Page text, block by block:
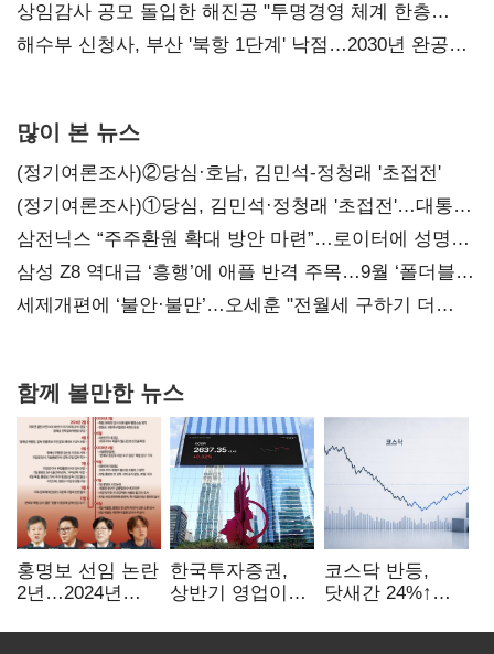
목소리
상임감사 공모 돌입한 해진공 "투명경영 체계 한층
강화"
해수부 신청사, 부산 '북항 1단계' 낙점…2030년 완공
많이 본 뉴스
(정기여론조사)②당심·호남, 김민석-정청래 '초접전'
(정기여론조사)①당심, 김민석·정청래 '초접전'…대통령
지지도 '50% 아래로'(종합)
삼전닉스 “주주환원 확대 방안 마련”…로이터에 성명
보내
삼성 Z8 역대급 ‘흥행’에 애플 반격 주목…9월 ‘폴더블
대전’
세제개편에 ‘불안·불만’…오세훈 "전월세 구하기 더
함께 볼만한 뉴스
홍명보 선임 논란
2년…2024년
압색까지
한국투자증권,
상반기 영업이익
전년비 89.1%↑
코스닥 반등,
닷새간 24%↑…
언제